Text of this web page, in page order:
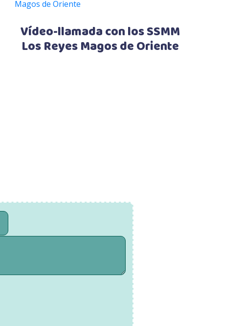
Vídeo-llamada con los SSMM
Los Reyes Magos de Oriente